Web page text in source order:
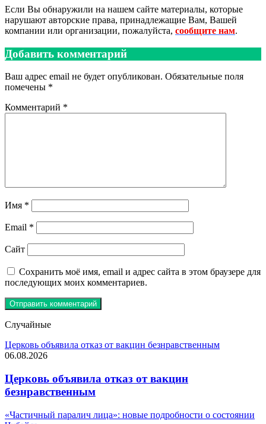
Если Вы обнаружили на нашем сайте материалы, которые
нарушают авторские права, принадлежащие Вам, Вашей
компании или организации, пожалуйста, сообщите нам.
Добавить комментарий
Ваш адрес email не будет опубликован. Обязательные поля
помечены *
Комментарий *
Имя *
Email *
Сайт
Сохранить моё имя, email и адрес сайта в этом браузере для
последующих моих комментариев.
Случайные
Церковь объявила отказ от вакцин безнравственным
06.08.2026
Церковь объявила отказ от вакцин
безнравственным
«Частичный паралич лица»: новые подробности о состоянии